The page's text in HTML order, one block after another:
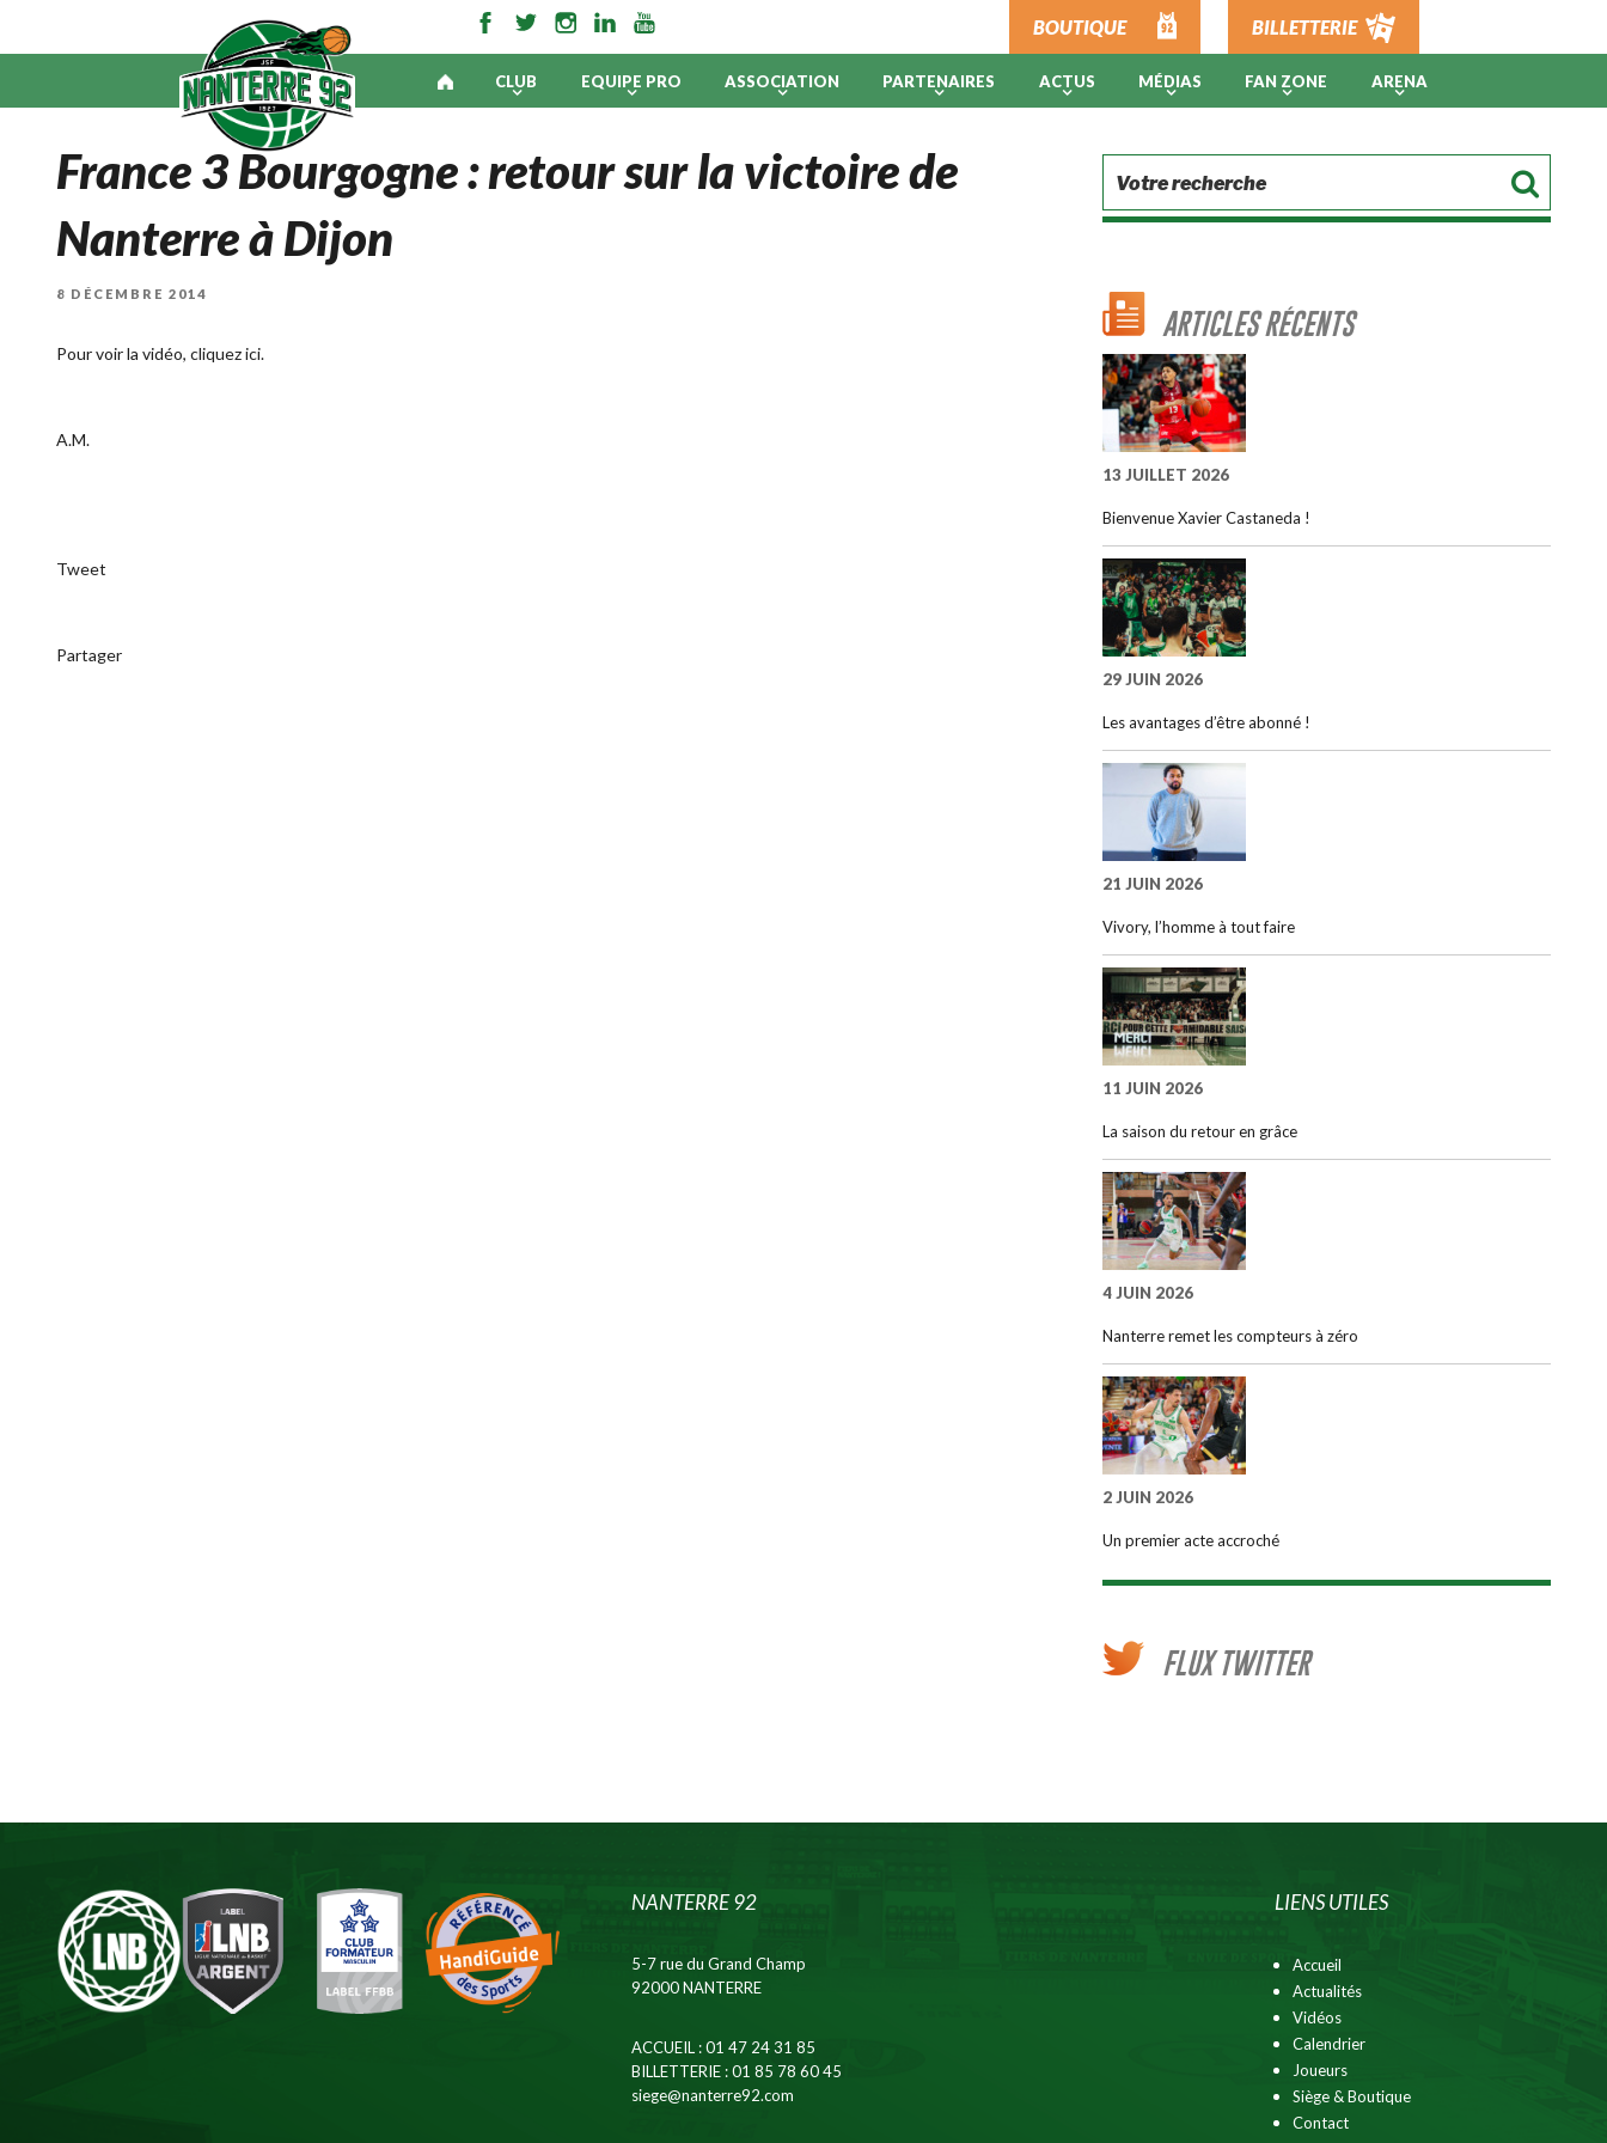
BOUTIQUE BILLETTERIE
CLUB EQUIPE PRO ASSOCIATION PARTENAIRES ACTUS MÉDIAS FAN ZONE ARENA
France 3 Bourgogne : retour sur la victoire de
Nanterre à Dijon
PUBLIÉ
8 DÉCEMBRE 2014
Pour voir la vidéo, cliquez ici.
A.M.
Tweet
Partager
ARTICLES RÉCENTS
13 JUILLET 2026
Bienvenue Xavier Castaneda !
29 JUIN 2026
Les avantages d’être abonné !
21 JUIN 2026
Vivory, l’homme à tout faire
11 JUIN 2026
La saison du retour en grâce
4 JUIN 2026
Nanterre remet les compteurs à zéro
2 JUIN 2026
Un premier acte accroché
FLUX TWITTER
NANTERRE 92
5-7 rue du Grand Champ
92000 NANTERRE
ACCUEIL : 01 47 24 31 85
BILLETTERIE : 01 85 78 60 45
siege@nanterre92.com
LIENS UTILES
Accueil
Actualités
Vidéos
Calendrier
Joueurs
Siège & Boutique
Contact